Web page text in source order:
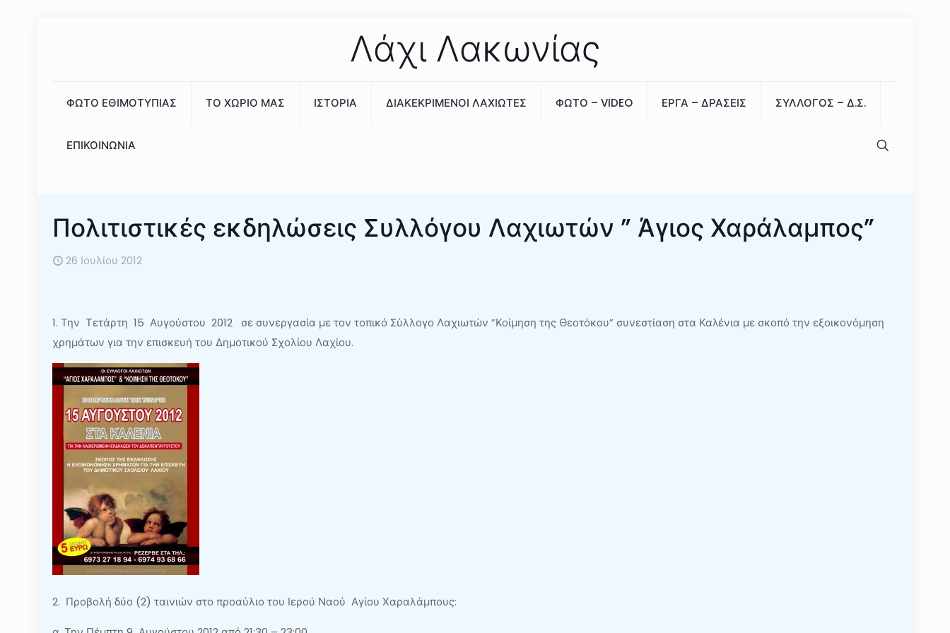
Λάχι Λακωνίας
ΦΩΤΟ ΕΘΙΜΟΤΥΠΙΑΣ ΤΟ ΧΩΡΙΟ ΜΑΣ ΙΣΤΟΡΙΑ ΔΙΑΚΕΚΡΙΜΕΝΟΙ ΛΑΧΙΩΤΕΣ ΦΩΤΟ – VIDEO ΕΡΓΑ – ΔΡΑΣΕΙΣ ΣΥΛΛΟΓΟΣ – Δ.Σ.
ΕΠΙΚΟΙΝΩΝΙΑ
Πολιτιστικές εκδηλώσεις Συλλόγου Λαχιωτών ” Άγιος Χαράλαμπος”
26 Ιουλίου 2012
1. Την Τετάρτη 15 Αυγούστου 2012 σε συνεργασία με τον τοπικό Σύλλογο Λαχιωτών ”Κοίμηση της Θεοτόκου” συνεστίαση στα Καλένια με σκοπό την εξοικονόμηση
χρημάτων για την επισκευή του Δημοτικού Σχολίου Λαχίου.
2. Προβολή δύο (2) ταινιών στο προαύλιο του Ιερού Ναού Αγίου Χαραλάμπους: